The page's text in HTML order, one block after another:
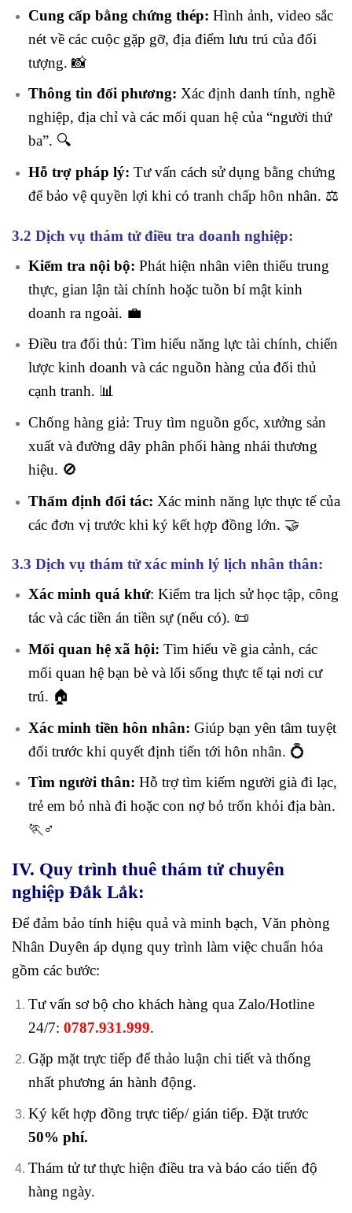
Cung cấp bằng chứng thép: Hình ảnh, video sắc
nét về các cuộc gặp gỡ, địa điểm lưu trú của đối
tượng. 📸
Thông tin đối phương: Xác định danh tính, nghề
nghiệp, địa chỉ và các mối quan hệ của “người thứ
ba”. 🔍
Hỗ trợ pháp lý: Tư vấn cách sử dụng bằng chứng
để bảo vệ quyền lợi khi có tranh chấp hôn nhân. ⚖️
3.2 Dịch vụ thám tử điều tra doanh nghiệp:
Kiểm tra nội bộ: Phát hiện nhân viên thiếu trung
thực, gian lận tài chính hoặc tuồn bí mật kinh
doanh ra ngoài. 💼
Điều tra đối thủ: Tìm hiểu năng lực tài chính, chiến
lược kinh doanh và các nguồn hàng của đối thủ
cạnh tranh. 📊
Chống hàng giả: Truy tìm nguồn gốc, xưởng sản
xuất và đường dây phân phối hàng nhái thương
hiệu. 🚫
Thẩm định đối tác: Xác minh năng lực thực tế của
các đơn vị trước khi ký kết hợp đồng lớn. 🤝
3.3 Dịch vụ thám tử xác minh lý lịch nhân thân:
Xác minh quá khứ: Kiểm tra lịch sử học tập, công
tác và các tiền án tiền sự (nếu có). 📜
Mối quan hệ xã hội: Tìm hiểu về gia cảnh, các
mối quan hệ bạn bè và lối sống thực tế tại nơi cư
trú. 🏠
Xác minh tiền hôn nhân: Giúp bạn yên tâm tuyệt
đối trước khi quyết định tiến tới hôn nhân. 💍
Tìm người thân: Hỗ trợ tìm kiếm người già đi lạc,
trẻ em bỏ nhà đi hoặc con nợ bỏ trốn khỏi địa bàn.
🏃♂️
IV. Quy trình thuê thám tử chuyên
nghiệp Đắk Lắk:
Để đảm bảo tính hiệu quả và minh bạch, Văn phòng
Nhân Duyên áp dụng quy trình làm việc chuẩn hóa
gồm các bước:
Tư vấn sơ bộ cho khách hàng qua Zalo/Hotline
24/7: 0787.931.999.
Gặp mặt trực tiếp để thảo luận chi tiết và thống
nhất phương án hành động.
Ký kết hợp đồng trực tiếp/ gián tiếp. Đặt trước
50% phí.
Thám tử tư thực hiện điều tra và báo cáo tiến độ
hàng ngày.